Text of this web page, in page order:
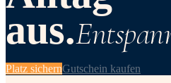
aus.
Platz sichernGutschein kaufen